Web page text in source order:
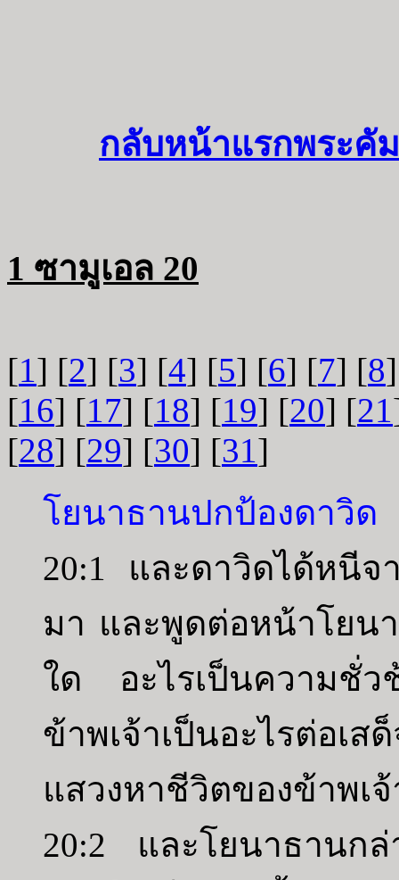
กลับหน้าแรกพระคั
1 ซามูเอล 20
[1] [2] [3] [4] [5] [6] [7] [8
[16] [17] [18] [19] [20] [21
[28] [29] [30] [31]
โยนาธานปกป้องดาวิด
20:1 และดาวิดได้หนีจ
มา และพูดต่อหน้าโยน
ใด อะไรเป็นความชั่ว
ข้าพเจ้าเป็นอะไรต่อ
แสวงหาชีวิตของข้าพเจ้
20:2 และโยนาธานกล่